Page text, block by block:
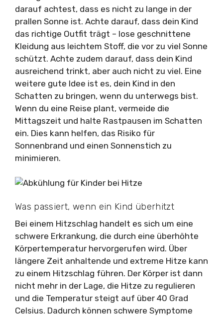
darauf achtest, dass es nicht zu lange in der
prallen Sonne ist. Achte darauf, dass dein Kind
das richtige Outfit trägt – lose geschnittene
Kleidung aus leichtem Stoff, die vor zu viel Sonne
schützt. Achte zudem darauf, dass dein Kind
ausreichend trinkt, aber auch nicht zu viel. Eine
weitere gute Idee ist es, dein Kind in den
Schatten zu bringen, wenn du unterwegs bist.
Wenn du eine Reise plant, vermeide die
Mittagszeit und halte Rastpausen im Schatten
ein. Dies kann helfen, das Risiko für
Sonnenbrand und einen Sonnenstich zu
minimieren.
Was passiert, wenn ein Kind überhitzt
Bei einem Hitzschlag handelt es sich um eine
schwere Erkrankung, die durch eine überhöhte
Körpertemperatur hervorgerufen wird. Über
längere Zeit anhaltende und extreme Hitze kann
zu einem Hitzschlag führen. Der Körper ist dann
nicht mehr in der Lage, die Hitze zu regulieren
und die Temperatur steigt auf über 40 Grad
Celsius. Dadurch können schwere Symptome